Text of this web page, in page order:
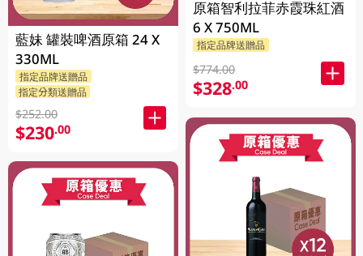
藍妹 罐裝啤酒原箱 24 X
330ML
指定品牌送贈品
指定分類送贈品
$252.00
$230.00
原箱智利拉菲赤霞珠紅酒
6 X 750ML
指定品牌送贈品
$774.00
$328.00